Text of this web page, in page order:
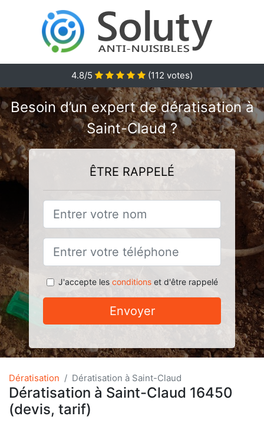
4.8/5 (112 votes)
Besoin d’un expert de dératisation à
Saint-Claud ?
ÊTRE RAPPELÉ
J'accepte les conditionset d'être rappelé
Envoyer
Dératisation Dératisation à Saint-Claud
Dératisation à Saint-Claud 16450
(devis, tarif)